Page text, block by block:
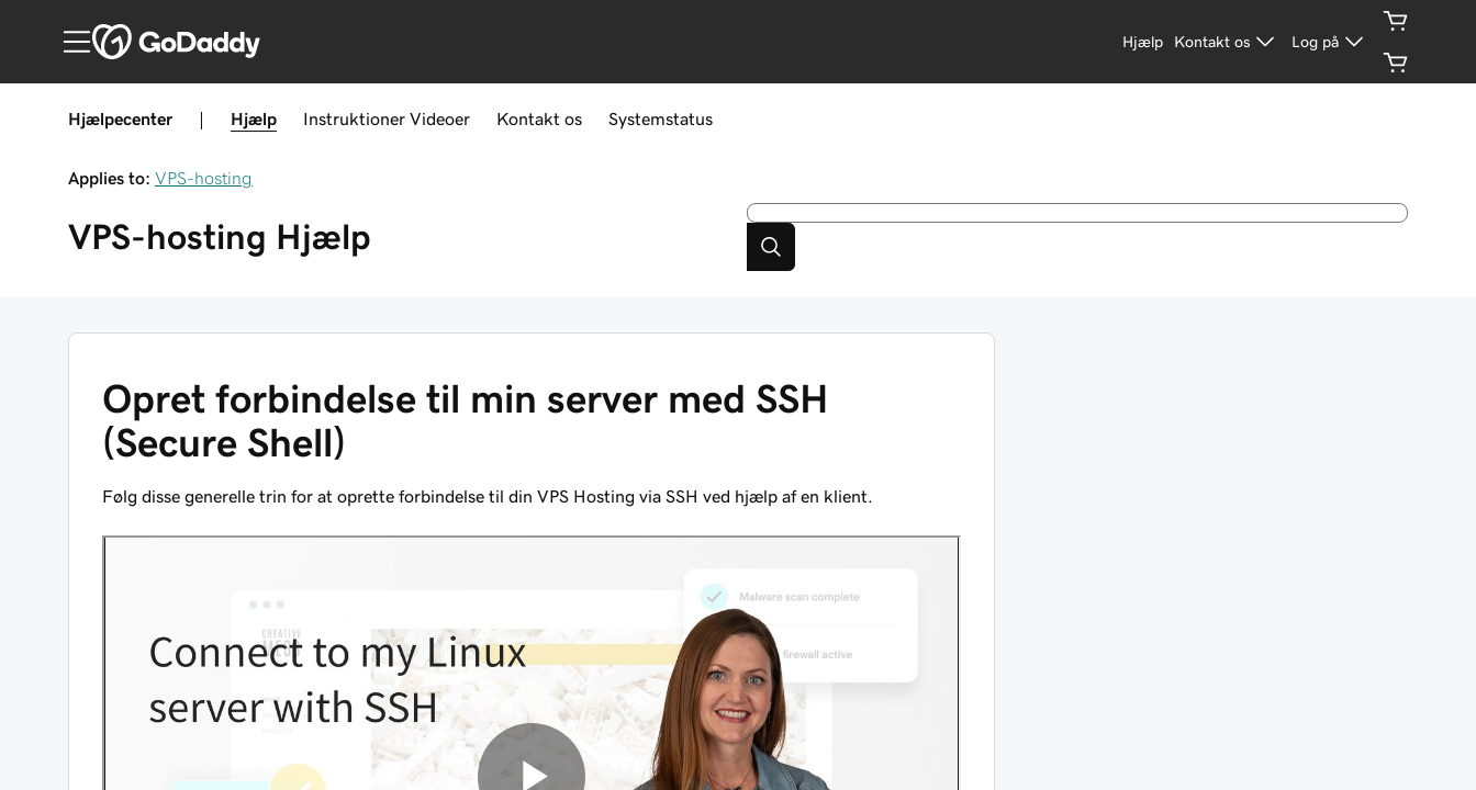
Hjælp Kontakt os Log på
Hjælpecenter Hjælp Instruktioner Videoer Kontakt os Systemstatus
Applies to: VPS-hosting
VPS-hosting Hjælp
Opret forbindelse til min server med SSH
(Secure Shell)
Følg disse generelle trin for at oprette forbindelse til din VPS Hosting via SSH ved hjælp af en klient.